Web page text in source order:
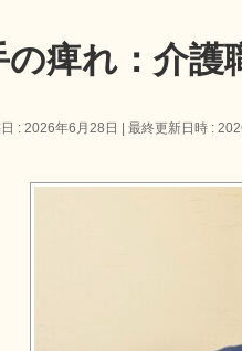
の痺れ：介護
: 2026年6月28日 最終更新日時 :